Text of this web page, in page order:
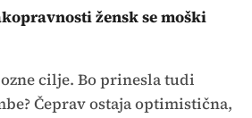
žensk se moški
cilje. Bo prinesla tudi
Čeprav ostaja optimistična,